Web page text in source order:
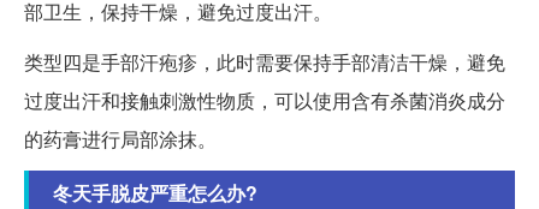
部卫生，保持干燥，避免过度出汗。
类型四是手部汗疱疹，此时需要保持手部清洁干燥，避免
过度出汗和接触刺激性物质，可以使用含有杀菌消炎成分
的药膏进行局部涂抹。
冬天手脱皮严重怎么办?